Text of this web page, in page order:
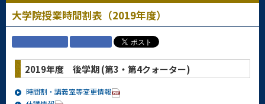
大学院授業時間割表（2019年度）
2019年度 後学期 (第3・第4クォーター)
時間割・講義室等変更情報